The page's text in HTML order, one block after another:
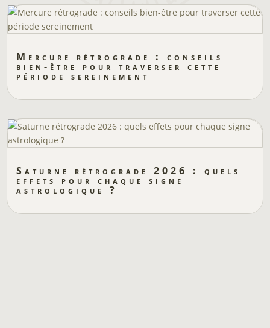
Mercure rétrograde : conseils
bien-être pour traverser cette
période sereinement
Saturne rétrograde 2026 : quels
effets pour chaque signe
astrologique ?